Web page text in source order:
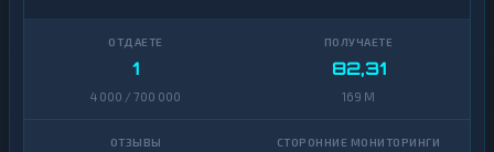
1
4 000 / 700 000
82,31
169 M